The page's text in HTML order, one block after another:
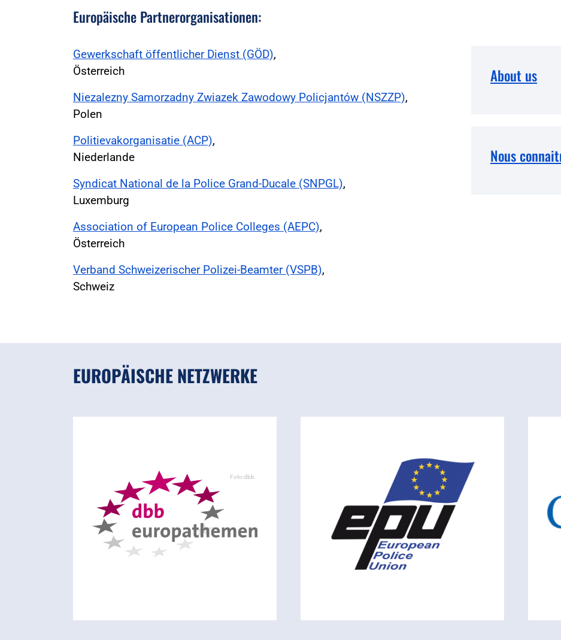
Europäische Partnerorganisationen:
Gewerkschaft öffentlicher Dienst (GÖD),
Österreich
Niezalezny Samorzadny Zwiazek Zawodowy Policjantów (NSZZP),
Polen
Politievakorganisatie (ACP),
Niederlande
Syndicat National de la Police Grand-Ducale (SNPGL),
Luxemburg
Association of European Police Colleges (AEPC),
Österreich
Verband Schweizerischer Polizei-Beamter (VSPB),
Schweiz
About us
Nous
EUROPÄISCHE NETZWERKE
Foto:dbb